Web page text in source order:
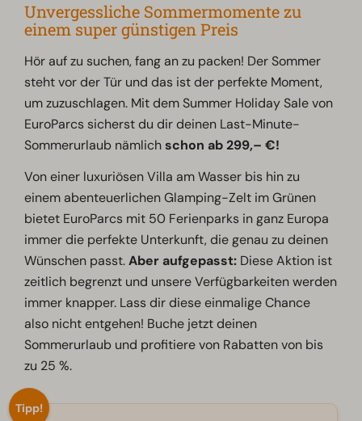
Unvergessliche Sommermomente zu
einem super günstigen Preis
Hör auf zu suchen, fang an zu packen! Der Sommer
steht vor der Tür und das ist der perfekte Moment,
um zuzuschlagen. Mit dem Summer Holiday Sale von
EuroParcs sicherst du dir deinen Last-Minute-
Sommerurlaub nämlichschon ab 299,– €!
Von einer luxuriösen Villa am Wasser bis hin zu
einem abenteuerlichen Glamping-Zelt im Grünen
bietet EuroParcs mit 50 Ferienparks in ganz Europa
immer die perfekte Unterkunft, die genau zu deinen
Wünschen passt.Aber aufgepasst: Diese Aktion ist
zeitlich begrenzt und unsere Verfügbarkeiten werden
immer knapper. Lass dir diese einmalige Chance
also nicht entgehen! Buche jetzt deinen
Sommerurlaub und profitiere von Rabatten von bis
zu 25 %.
Tipp!